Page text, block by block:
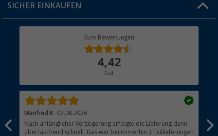
Rücksendung
SICHER EINKAUFEN
Eure Bewertungen
4,42
Gut
Manfred R. 07.08.2026
Nach anfänglicher Verzögerung erfolgte die Lieferung dann
überraschend schnell. Das war bei immerhin 3 Teillieferungen